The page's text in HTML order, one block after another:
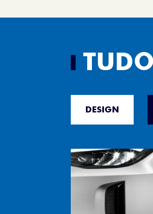
DESIGN